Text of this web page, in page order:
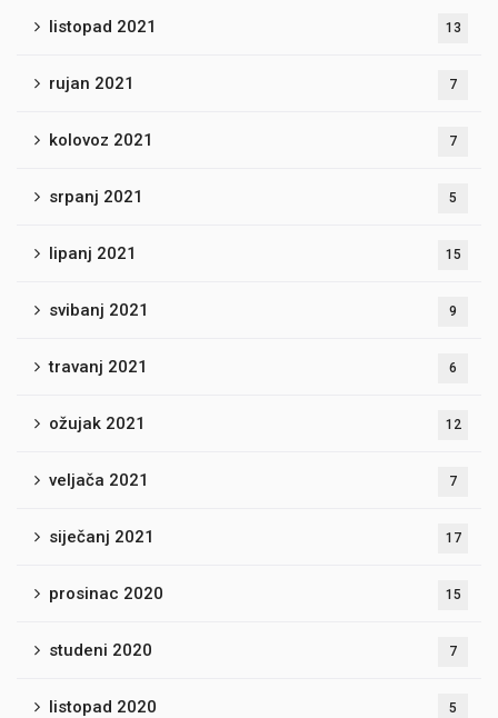
listopad 2021 13
rujan 2021 7
kolovoz 2021 7
srpanj 2021 5
lipanj 2021 15
svibanj 2021 9
travanj 2021 6
ožujak 2021 12
veljača 2021 7
siječanj 2021 17
prosinac 2020 15
studeni 2020 7
listopad 2020 5